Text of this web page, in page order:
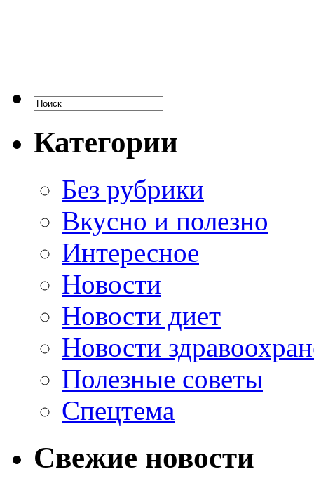
Категории
Без рубрики
Вкусно и полезно
Интересное
Новости
Новости диет
Новости
Полезные советы
Спецтема
Свежие новости